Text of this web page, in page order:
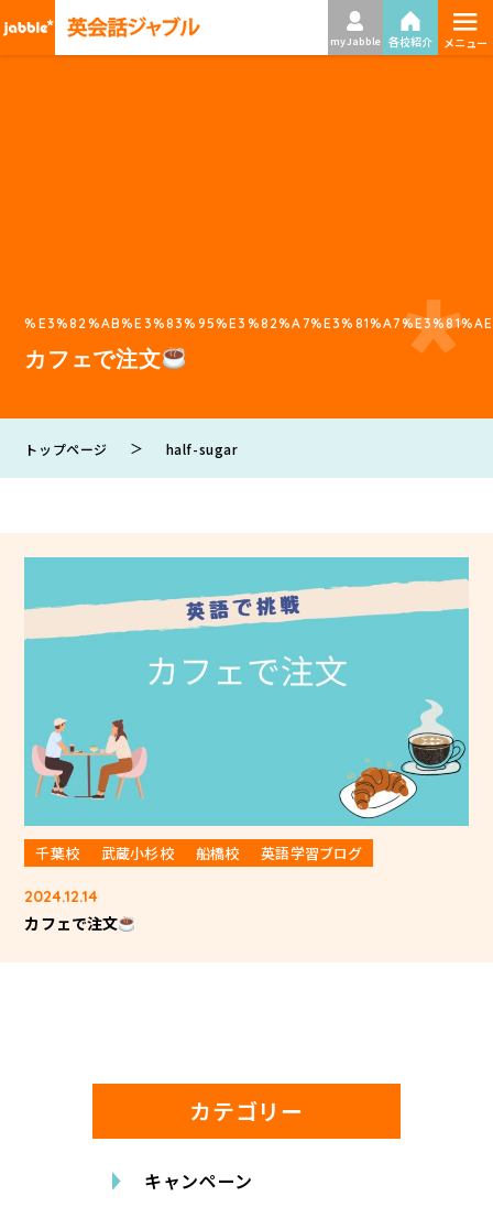
my Jabble 各校紹介 ≡
メニュー
カフェで注文
トップページ ＞ half-sugar
千葉校 武蔵小杉校 船橋校 英語学習ブログ
2024.12.14
カフェで注文
カテゴリー
キャンペーン